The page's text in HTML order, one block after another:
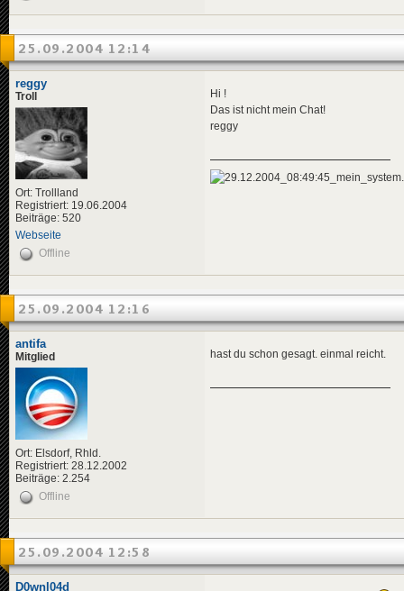
25.09.2004 12:14
reggy
Troll
Ort: Trollland
Registriert: 19.06.2004
Beiträge: 520
Webseite
Hi !
Das ist nicht mein Chat!
reggy
Offline
25.09.2004 12:16
antifa
Mitglied
Ort: Elsdorf, Rhld.
Registriert: 28.12.2002
Beiträge: 2.254
hast du schon gesagt. einmal reicht.
Offline
25.09.2004 12:58
D0wnl04d